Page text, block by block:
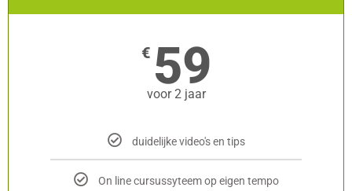
€ 59
voor 2 jaar
duidelijke video's en tips
On line cursussyteem op eigen tempo